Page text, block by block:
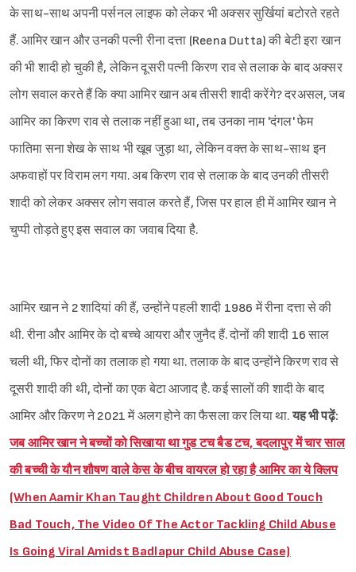
के साथ-साथ अपनी पर्सनल लाइफ को लेकर भी अक्सर सुर्खियां बटोरते रहते
हैं. आमिर खान और उनकी पत्नी रीना दत्ता (Reena Dutta) की बेटी इरा खान
की भी शादी हो चुकी है, लेकिन दूसरी पत्नी किरण राव से तलाक के बाद अक्सर
लोग सवाल करते हैं कि क्या आमिर खान अब तीसरी शादी करेंगे? दरअसल, जब
आमिर का किरण राव से तलाक नहीं हुआ था, तब उनका नाम 'दंगल' फेम
फातिमा सना शेख के साथ भी खूब जुड़ा था, लेकिन वक्त के साथ-साथ इन
अफवाहों पर विराम लग गया. अब किरण राव से तलाक के बाद उनकी तीसरी
शादी को लेकर अक्सर लोग सवाल करते हैं, जिस पर हाल ही में आमिर खान ने
चुप्पी तोड़ते हुए इस सवाल का जवाब दिया है.
आमिर खान ने 2 शादियां की हैं, उन्होंने पहली शादी 1986 में रीना दत्ता से की
थी. रीना और आमिर के दो बच्चे आयरा और जुनैद हैं. दोनों की शादी 16 साल
चली थी, फिर दोनों का तलाक हो गया था. तलाक के बाद उन्होंने किरण राव से
दूसरी शादी की थी, दोनों का एक बेटा आजाद है. कई सालों की शादी के बाद
आमिर और किरण ने 2021 में अलग होने का फैसला कर लिया था.यह भी पढ़ें:
जब आमिर खान ने बच्चों को सिखाया था गुड टच बैड टच, बदलापुर में चार साल
की बच्ची के यौन शौषण वाले केस के बीच वायरल हो रहा है आमिर का ये क्लिप
(When Aamir Khan Taught Children About Good Touch
Bad Touch, The Video Of The Actor Tackling Child Abuse
Is Going Viral Amidst Badlapur Child Abuse Case)